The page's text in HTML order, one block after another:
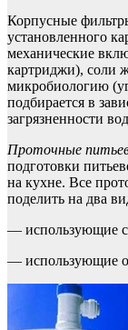
Корпусные
установленного
механические
картриджи), соли
микробиологию
подбирается в
загрязненности
Проточные
подготовки
на кухне. Все
поделить на два
— использующие
— использующие